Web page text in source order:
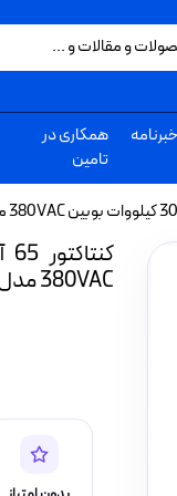
همکاری در
تامین
380VAC مدل LC1D65AQ7